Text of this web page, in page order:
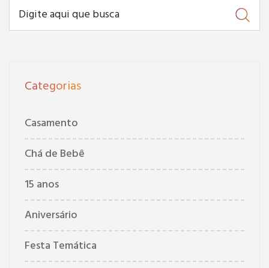
Categorias
Casamento
Chá de Bebê
15 anos
Aniversário
Festa Temática